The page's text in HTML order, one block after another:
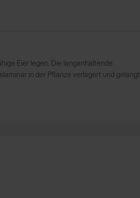
Eier legen. Die langanhaltende
in der Pflanze verlagert und gelangt